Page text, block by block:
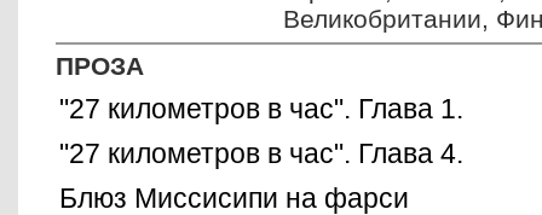
Великобритании,
ПРОЗА
"27 километров в час". Глава 1.
"27 километров в час". Глава 4.
Блюз Миссисипи на фарси